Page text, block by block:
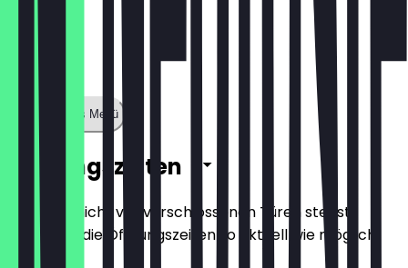
Zeige ganzes Menü
Öffnungszeiten
Damit du nicht vor verschlossenen Türen stehst,
halten wir die Öffnungszeiten so aktuell wie möglich.